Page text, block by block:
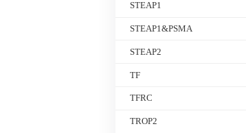
STEAP1
STEAP1&PSMA
STEAP2
TF
TFRC
TROP2